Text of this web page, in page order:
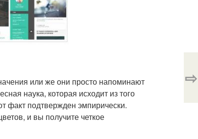
или же они просто напоминают
наука, которая исходит из того
факт подтвержден эмпирически.
и вы получите четкое
⇨